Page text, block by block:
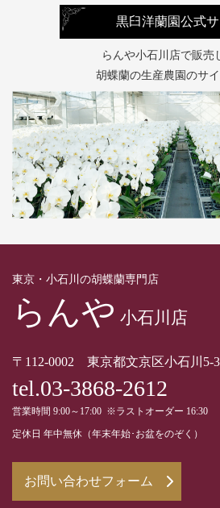
黒臼洋蘭園公式サ
らんや小石川店で販売
胡蝶蘭の生産農園のサイ
東京・小石川の胡蝶蘭専門店
らんや 小石川店
〒112-0002 東京都文京区小石川5-
tel.03-3868-2612
営業時間 9:00～17:00 ※ラストオーダー 16:30
定休日 年中無休（年末年始･お盆をのぞく）
お問い合わせフォーム